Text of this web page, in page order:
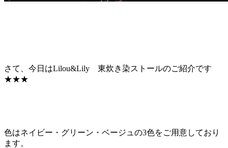
さて、今日はLilou&Lily 東炊き染ストールのご紹介です
★★★
色はネイビー・グリーン・ベージュの3色をご用意しており
ます。